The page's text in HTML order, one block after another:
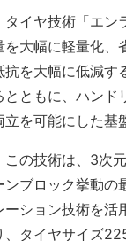
タイヤ技術「エン
を大幅に軽量化、
抗を大幅に低減す
とともに、ハンド
立を可能にした基
この技術は、3次
ンブロック挙動の
ーション技術を活
、タイヤサイズ